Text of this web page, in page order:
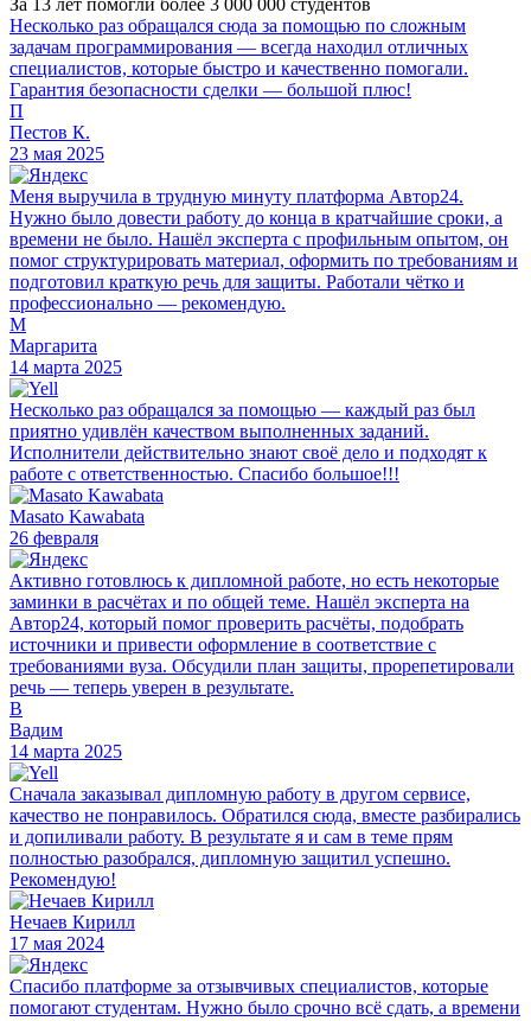
Несколько раз обращался сюда за помощью по сложным
задачам программирования — всегда находил отличных
специалистов, которые быстро и качественно помогали.
Гарантия безопасности сделки — большой плюс!
П
Пестов К.
23 мая 2025
Меня выручила в трудную минуту платформа Автор24.
Нужно было довести работу до конца в кратчайшие сроки, а
времени не было. Нашёл эксперта с профильным опытом, он
помог структурировать материал, оформить по требованиям и
подготовил краткую речь для защиты. Работали чётко и
профессионально — рекомендую.
М
Маргарита
14 марта 2025
Несколько раз обращался за помощью — каждый раз был
приятно удивлён качеством выполненных заданий.
Исполнители действительно знают своё дело и подходят к
работе с ответственностью. Спасибо большое!!!
Masato Kawabata
26 февраля
Активно готовлюсь к дипломной работе, но есть некоторые
заминки в расчётах и по общей теме. Нашёл эксперта на
Автор24, который помог проверить расчёты, подобрать
источники и привести оформление в соответствие с
требованиями вуза. Обсудили план защиты, прорепетировали
речь — теперь уверен в результате.
В
Вадим
14 марта 2025
Сначала заказывал дипломную работу в другом сервисе,
качество не понравилось. Обратился сюда, вместе разбирались
и допиливали работу. В результате я и сам в теме прям
полностью разобрался, дипломную защитил успешно.
Рекомендую!
Нечаев Кирилл
17 мая 2024
Спасибо платформе за отзывчивых специалистов, которые
помогают студентам. Нужно было срочно всё сдать, а времени